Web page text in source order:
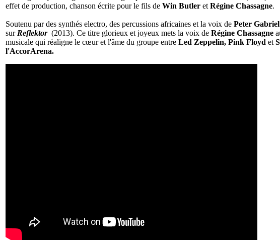
effet de production, chanson écrite pour le fils de Win Butler et Régine Chassagne.
Soutenu par des synthés electro, des percussions africaines et la voix de Peter Gabriel
sur Reflektor (2013). Ce titre glorieux et joyeux mets la voix de Régine Chassagne
musicale qui réaligne le cœur et l'âme du groupe entre Led Zeppelin, Pink Floyd et
l'AccorArena.